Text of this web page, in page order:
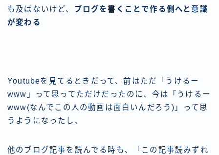
も及ばないけど、 ブログを書くことで作る側へと意識
が変わる
Youtubeを見てるときだって、前はただ「うけるー
www」って思ってただけだったのに、今は「うけるー
www(なんでこの人の動画は面白いんだろう)」って思
うようになったし、
他のブログ記事を読んでる時も、「この記事読みずれ